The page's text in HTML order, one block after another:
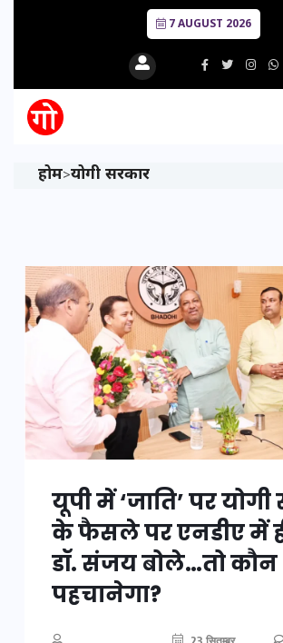
7 AUGUST 2026
होम>योगी सरकार
यूपी में ‘जाति’ पर
के फैसले पर एनडीए में
डॉ. संजय बोले…तो कौन
पहचानेगा?